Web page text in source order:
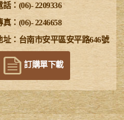
話：(06)- 2209336
真：(06)- 2246658
址：台南市安平區安平路646號
訂購單下載